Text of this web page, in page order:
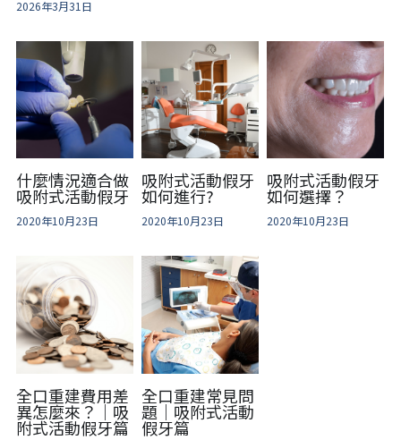
2026年3月31日
什麼情況適合做
吸附式活動假牙
2020年10月23日
吸附式活動假牙
如何進行?
2020年10月23日
吸附式活動假牙
如何選擇？
2020年10月23日
全口重建費用差
異怎麼來？｜吸
附式活動假牙篇
全口重建常見問
題｜吸附式活動
假牙篇